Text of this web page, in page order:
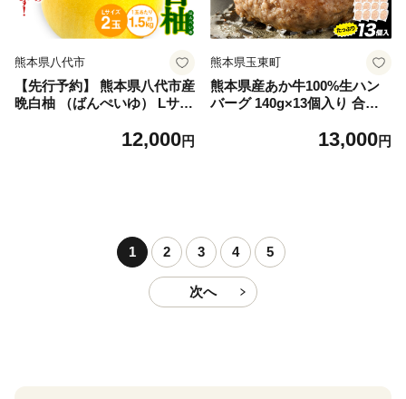
熊本県八代市
【先行予約】 熊本県八代市産
晩白柚 （ばんぺいゆ） Lサイ
もの フルーツ おやつ 特産 熊
12,000円
熊本県玉東町
熊本県産あか牛100%生ハン
バーグ 140g×13個入り 合計1
に出荷予定(土日祝除く)》熊
13,000円
1 2 3 4 5
次へ